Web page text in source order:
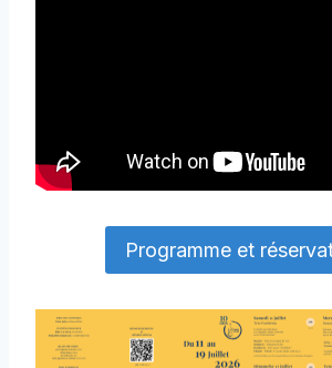
Programme et